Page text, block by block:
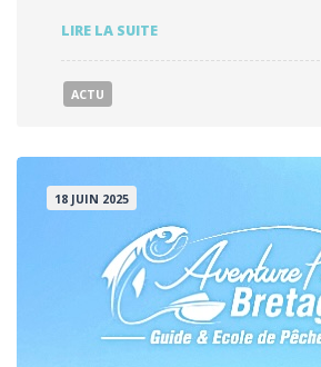
LIRE LA SUITENOS
DE
ACTU
18 JUIN 2025